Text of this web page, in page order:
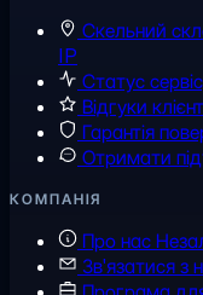
Скельний
IP
Статус
Відгуки
Гарантія
Отримати
КОМПАНІЯ
Про нас
Зв'язатися з